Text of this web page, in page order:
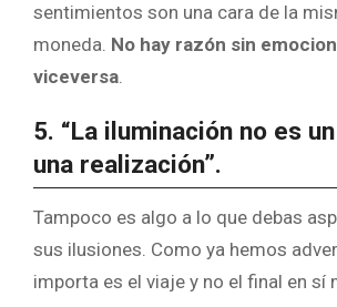
sentimientos son una cara de la
moneda. No hay razón sin
viceversa.
5. “La iluminación no es
una realización”.
Tampoco es algo a lo que debas
sus ilusiones. Como ya hemos
importa es el viaje y no el final en sí